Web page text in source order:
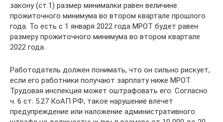
закону (ст.1) размер минималки равен величине
прожиточного минимума во втором квартале прошлого
года. То есть с 1 января 2022 года МРОТ будет равен
размеру прожиточного минимума во втором квартале
2022 года.
Работодатель должен понимать, что он сильно рискует,
если его работники получают зарплату ниже МРОТ.
Трудовая инспекция может оштрафовать его. Согласно
ч. 6 ст. 5.27 КоАП РФ, такое нарушение влечет
предупреждение или наложение административного